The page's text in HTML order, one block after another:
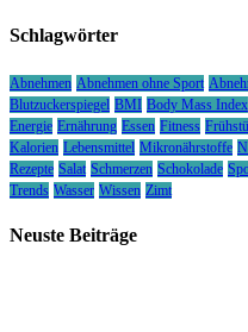
Schlagwörter
Abnehmen Abnehmen ohne Sport
Blutzuckerspiegel BMI Body Mass Index
Energie Ernährung Essen Fitness
Kalorien Lebensmittel Mikronährstoffe
Rezepte Salat Schmerzen Schokolade
Trends Wasser Wissen Zimt
Neuste Beiträge